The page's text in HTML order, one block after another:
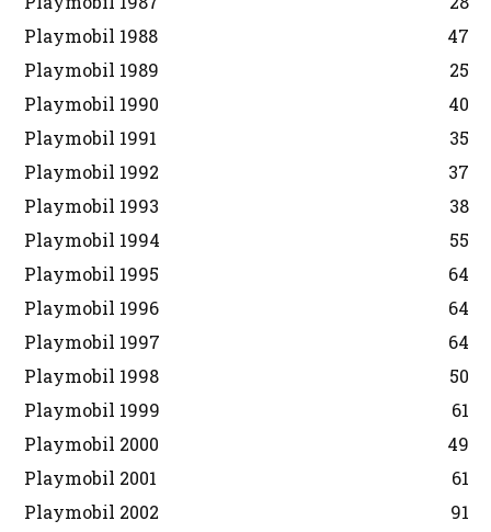
Playmobil 1988
47
Playmobil 1989
25
Playmobil 1990
40
Playmobil 1991
35
Playmobil 1992
37
Playmobil 1993
38
Playmobil 1994
55
Playmobil 1995
64
Playmobil 1996
64
Playmobil 1997
64
Playmobil 1998
50
Playmobil 1999
61
Playmobil 2000
49
Playmobil 2001
61
Playmobil 2002
91